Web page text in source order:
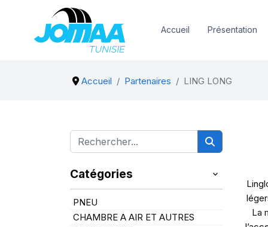
Accueil Présentation
Accueil Partenaires LING LONG
Catégories
PNEU
CHAMBRE A AIR ET AUTRES
La